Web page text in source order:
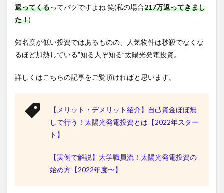
返ってくるってバグですよね 笑(私の場合217万返ってきまし
た！)
知名度が低い投資ではあるものの、人気物件は秒殺でなくな
るほど加熱している”知る人ぞ知る”太陽光発電投資。
詳しくはこちらの記事をご覧頂ければと思います。
【メリット・デメリット紹介】自己資金ほぼ無
しで行う！太陽光発電投資とは【2022年スター
ト】
【実例で解説】大学職員流！太陽光発電投資の
始め方【2022年度〜】